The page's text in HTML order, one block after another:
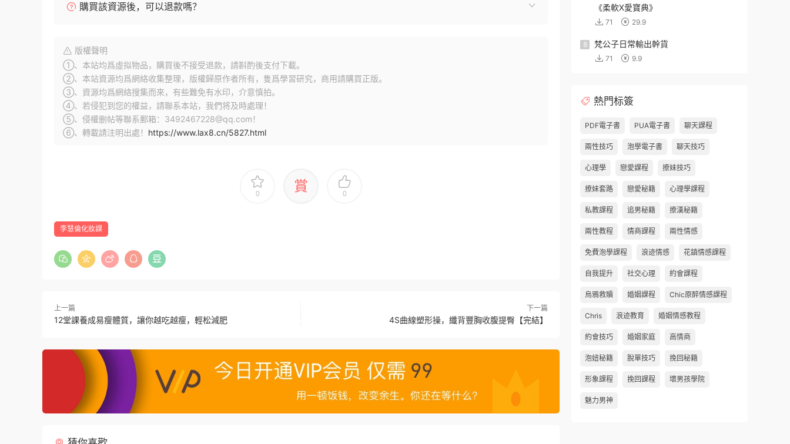
購買該資源後，可以退款嗎？
版權聲明
①、本站均爲虛拟物品，購買後不接受退款，請斟酌後支付下載。
②、本站資源均爲網絡收集整理，版權歸原作者所有，隻爲學習研究，商用請購買正版。
③、資源均爲網絡搜集而來，有些難免有水印，介意慎拍。
④、若侵犯到您的權益，請聯系本站，我們将及時處理！
⑤、侵權删帖等聯系郵箱：3492467228@qq.com！
⑥、轉載請注明出處！ https://www.lax8.cn/5827.html
0 賞 0
李慧倫化妝課
上一篇
12堂課養成易瘦體質，讓你越吃越瘦，輕松減肥
下一篇
4S曲線塑形操，纖背豐胸收腹提臀【完結】
《柔軟X愛寶典》
71 29.9
8 梵公子日常輸出幹貨
71 9.9
熱門标簽
PDF電子書 PUA電子書 聊天課程
兩性技巧 泡學電子書 聊天技巧
心理學 戀愛課程 撩妹技巧
撩妹套路 戀愛秘籍 心理學課程
私教課程 追男秘籍 撩漢秘籍
兩性教程 情商課程 兩性情感
免費泡學課程 浪迹情感 花鎮情感課程
自我提升 社交心理 約會課程
烏鴉救贖 婚姻課程 Chic原醉情感課程
Chris 浪迹教育 婚姻情感教程
約會技巧 婚姻家庭 高情商
泡妞秘籍 脫單技巧 挽回秘籍
形象課程 挽回課程 壞男孩學院
魅力男神